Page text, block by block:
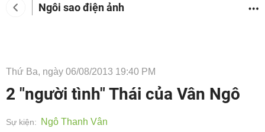
Ngôi sao điện ảnh
Thứ Ba, ngày 06/08/2013 19:40 PM
2 "người tình" Thái của Vân Ngô
Sự kiện: Ngô Thanh Vân